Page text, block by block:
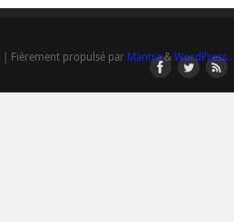
| Fièrement propulsé par Mantra& WordPress.